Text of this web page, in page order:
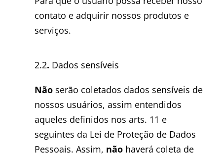
contato e adquirir nossos produtos e
serviços.
2.2. Dados sensíveis
Não serão coletados dados sensíveis de
nossos usuários, assim entendidos
aqueles definidos nos arts. 11 e
seguintes da Lei de Proteção de Dados
Pessoais. Assim, não haverá coleta de